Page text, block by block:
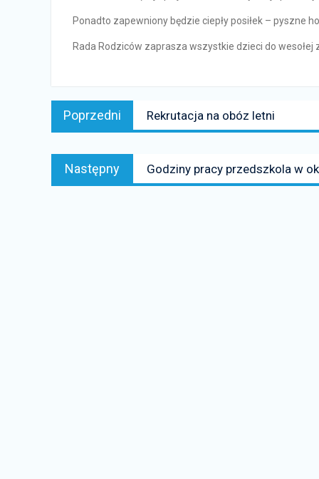
Ponadto zapewniony będzie ciepły posiłek – pyszne
Rada Rodziców zaprasza wszystkie dzieci do wesołej
Nawigacja
wpisu
Poprzedni
news:
Rekrutacja na obóz letni
Następny
news:
Godziny pracy przedszkola w